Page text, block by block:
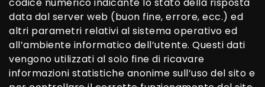
data dal server web (buon fine, errore, ecc.) ed
altri parametri relativi al sistema operativo ed
all’ambiente informatico dell’utente. Questi dati
vengono utilizzati al solo fine di ricavare
informazioni statistiche anonime sull’uso del sito e